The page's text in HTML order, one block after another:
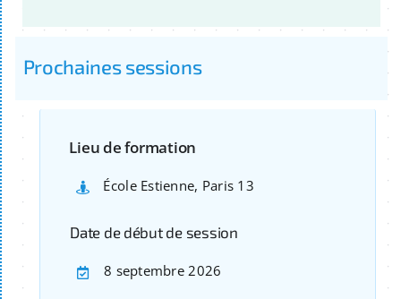
Prochaines sessions
Lieu de formation
École Estienne, Paris 13
Date de début de session
8 septembre 2026